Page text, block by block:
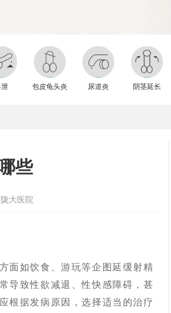
包皮龟头炎 尿道炎 阴茎延长
些
大医院
如饮食、游玩等企图延缓射精
导致性欲减退、性快感障碍，甚
根据发病原因，选择适当的治疗